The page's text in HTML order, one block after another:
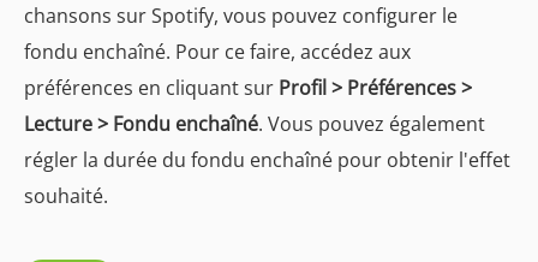
chansons sur Spotify, vous pouvez configurer le
fondu enchaîné. Pour ce faire, accédez aux
préférences en cliquant sur Profil > Préférences >
Lecture > Fondu enchaîné. Vous pouvez également
régler la durée du fondu enchaîné pour obtenir l'effet
souhaité.